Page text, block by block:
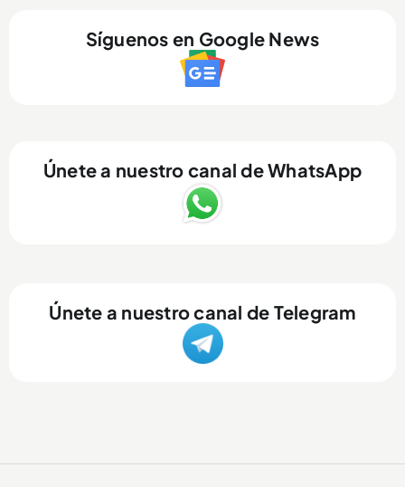
Síguenos en Google News
Únete a nuestro canal de WhatsApp
Únete a nuestro canal de Telegram